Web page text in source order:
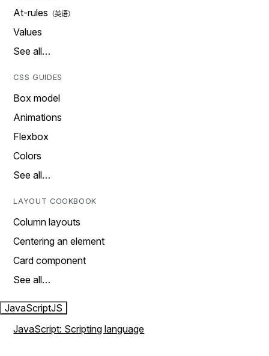
At-rules
Values
See all…
CSS GUIDES
Box model
Animations
Flexbox
Colors
See all…
LAYOUT COOKBOOK
Column layouts
Centering an element
Card component
See all…
JavaScriptJS
JavaScript: Scripting language